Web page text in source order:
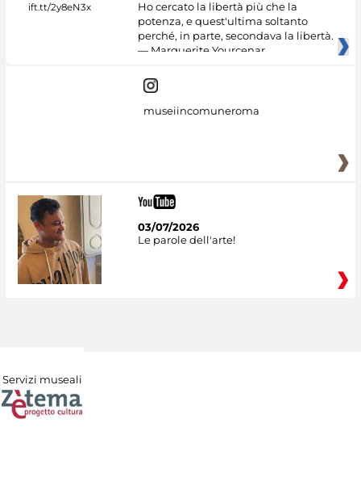
Ho cercato la libertà più che la
potenza, e quest'ultima soltanto
perché, in parte, secondava la libertà.
— Marguerite Yourcenar
museiincomuneroma
03/07/2026
Le parole dell'arte!
Servizi museali